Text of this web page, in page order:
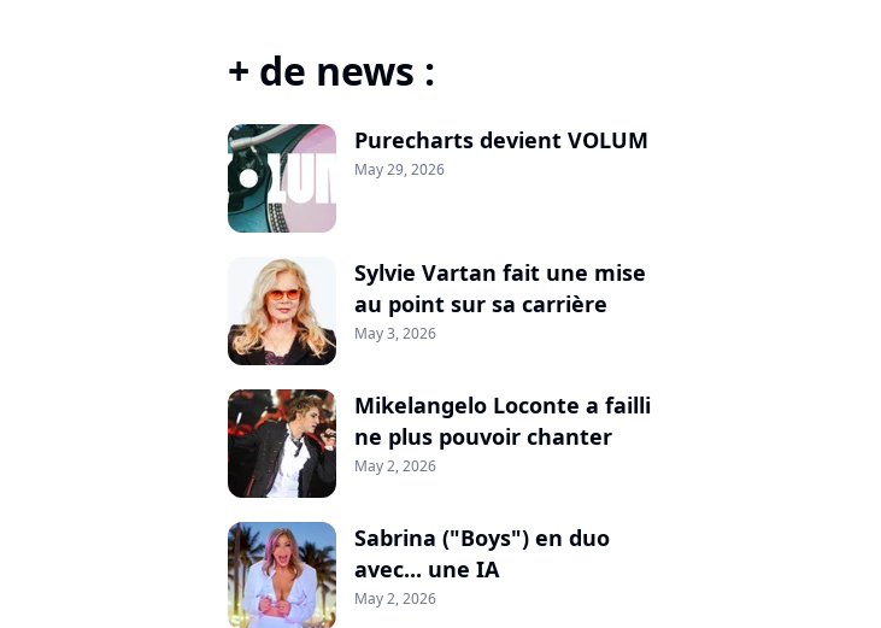
+ de news :
Purecharts devient VOLUM
May 29, 2026
Sylvie Vartan fait une mise
au point sur sa carrière
May 3, 2026
Mikelangelo Loconte a failli
ne plus pouvoir chanter
May 2, 2026
Sabrina ("Boys") en duo
avec... une IA
May 2, 2026